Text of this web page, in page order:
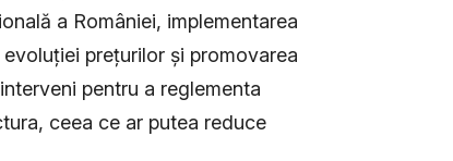
a României, implementarea
prețurilor și promovarea
pentru a reglementa
ceea ce ar putea reduce